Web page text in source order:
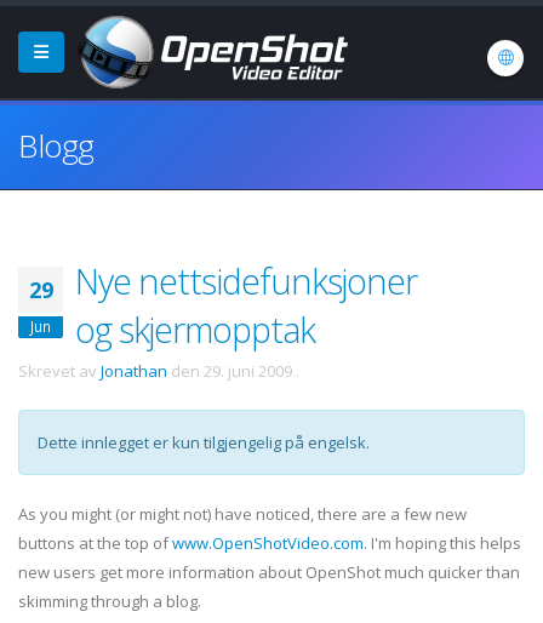
Blogg
29
Jun
Nye nettsidefunksjoner
og skjermopptak
Skrevet av Jonathan den 29. juni 2009 .
Dette innlegget er kun tilgjengelig på engelsk.
As you might (or might not) have noticed, there are a few new
buttons at the top ofwww.OpenShotVideo.com. I'm hoping this helps
new users get more information about OpenShot much quicker than
skimming through a blog.